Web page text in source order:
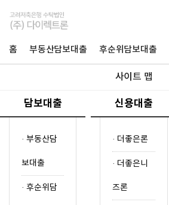
홈 부동산담보대출 후순위담보대출
사이트 맵
담보대출
· 부동산담
보대출
· 후순위담
신용대출
· 더좋은론
· 더좋은니
즈론